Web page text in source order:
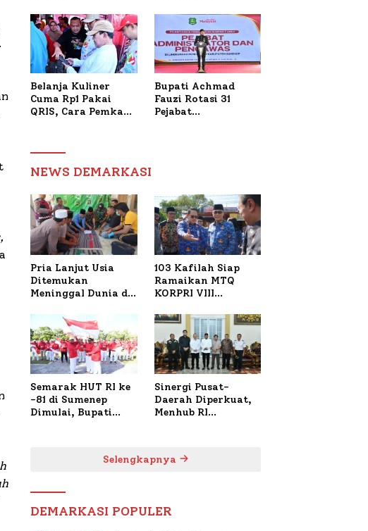
Tani Tembakau
Serahkan Bantuan
Bedah RTLH di Dua
Kecamatan
Belanja Kuliner
Cuma Rp1 Pakai
QRIS, Cara Pemkab
Bupati Achmad
Fauzi Rotasi 31
Pejabat
NEWS DEMARKASI
Pria Lanjut Usia
Ditemukan
Meninggal Dunia di
Polresta Lakukan
Olah TKP
103 Kafilah Siap
Ramaikan MTQ
KORPRI VIII
1.024 Peserta
Terdaftar
Semarak HUT RI ke
-81 di Sumenep
Dimulai, Bupati
Sinergi Pusat-
Daerah Diperkuat,
Menhub RI
Mutiara Sentosa II
Selengkapnya
DEMARKASI POPULER